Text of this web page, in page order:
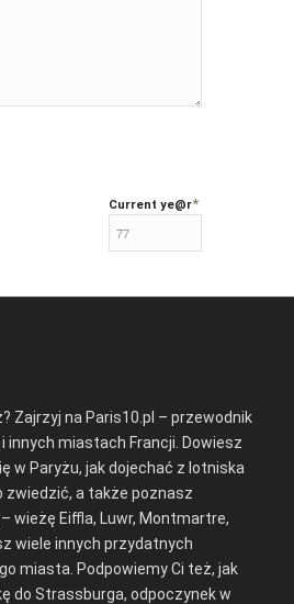
Current ye@r*
Zajrzyj na Paris10.pl – przewodnik
innych miastach Francji. Dowiesz
w Paryżu, jak dojechać z lotniska
a także poznasz
– wieżę Eiffla, Luwr, Montmartre,
wiele innych przydatnych
miasta. Podpowiemy Ci też, jak
do Strassburga, odpoczynek w